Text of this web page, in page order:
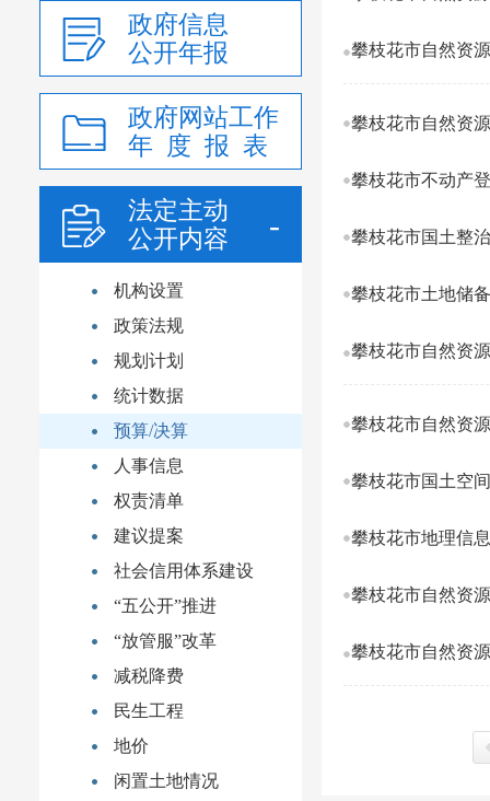
政府信息
公开年报
政府网站工作
年 度 报 表
法定主动
公开内容
机构设置
政策法规
规划计划
统计数据
预算/决算
人事信息
权责清单
建议提案
社会信用体系建设
“五公开”推进
“放管服”改革
减税降费
民生工程
地价
闲置土地情况
攀枝花市自然资
攀枝花市自然资
攀枝花市不动产
攀枝花市国土整
攀枝花市土地储
攀枝花市自然资
攀枝花市自然资
攀枝花市国土空
攀枝花市地理信
攀枝花市自然资
攀枝花市自然资